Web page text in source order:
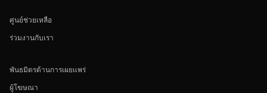
ศูนย์ช่วยเหลือ
ร่วมงานกับเรา
พันธมิตรด้านการเผยแพร่
ผู้โฆษณา